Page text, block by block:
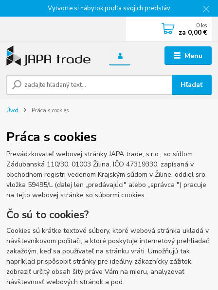
Vytvorte si nábytok podľa svojich predstáv
Menu
Hľadať
0 ks
za 0,00 €
Úvod Práca s cookies
Práca s cookies
Prevádzkovateľ webovej stránky JAPA trade, s.r.o., so sídlom
Zádubanská 110/30, 01003 Žilina, IČO 47319330, zapísaná v
obchodnom registri vedenom Krajským súdom v Žiline, oddiel sro,
vložka 59495/L (ďalej len „predávajúci" alebo „správca ") pracuje
na tejto webovej stránke so súbormi cookies.
Čo sú to cookies?
Cookies sú krátke textové súbory, ktoré webová stránka ukladá v
návštevníkovom počítači, a ktoré poskytuje internetový prehliadač
zakaždým, keď sa používateľ na stránku vráti. Umožňujú tak
napríklad prispôsobiť stránky pre ideálny zákaznícky zážitok,
zobraziť určitý obsah šitý práve Vám na mieru, analyzovať
návštevnosť webových stránok a pod.